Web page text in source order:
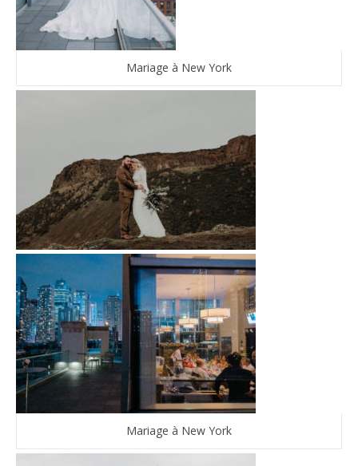
Mariage à New York
Mariage à New York